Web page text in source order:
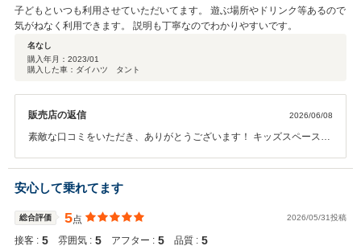
種類につきましても、よりご満足いただけるようメニューの見直しを
検討してまいります。 次回お越しの際には、より快適にお過ごしいた
す。
子どもといつも利用させていただいてます。 遊ぶ場所やドリンク等あるので
気がねなく利用できます。 説明も丁寧なのでわかりやすいです。
名なし
購入年月： 2023/01
購入した車：ダイハツ タント
販売店の返信 2026/06/08
素敵な口コミをいただき、ありがとうございます！ キッズスペースや
ようで何よりです。お子様が楽しそうに過ごされている姿は、私たち
スタッフにとっても癒やしの時間になっております。 車の点検は少し
待ち時間がありますが、退屈せずに過ごしていただけて良かったで
す！説明も分かりやすさを心がけておりますので、気になることがあ
ればいつでも気軽にスタッフにお声がけくださいね。 これからもご家
族の楽しいドライブを全力でサポートさせていただきます。またお会
安心して乗れてます
総合評価 5点 2026/05/31投稿
接客 : 5 雰囲気 : 5 アフター : 5 品質 : 5